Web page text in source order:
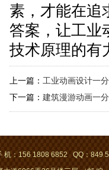
素，才能在追
答案，让工业
技术原理的有
上一篇： 工业动画设计一
下一篇： 建筑漫游动画一
机：156 1808 6852 QQ：849